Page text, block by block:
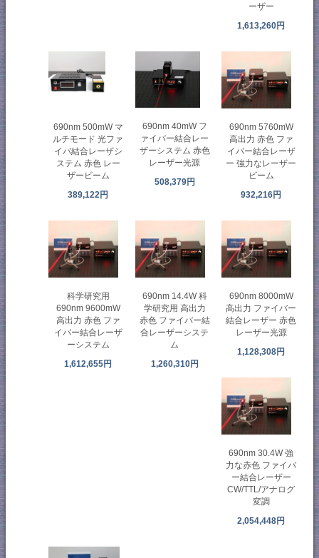
ーザー
1,613,260円
690nm 500mW マ
ルチモード 光ファ
イバ結合レーザシ
ステム 赤色 レー
ザービーム
389,122円
690nm 40mW フ
ァイバー結合レー
ザーシステム 赤色
レーザー光源
508,379円
690nm 5760mW
高出力 赤色 ファ
イバー結合レーザ
ー 強力なレーザー
ビーム
932,216円
科学研究用
690nm 9600mW
高出力 赤色 ファ
イバー結合レーザ
ーシステム
1,612,655円
690nm 14.4W 科
学研究用 高出力
赤色 ファイバー結
合レーザーシステ
ム
1,260,310円
690nm 8000mW
高出力 ファイバー
結合レーザー 赤色
レーザー光源
1,128,308円
690nm 30.4W 強
力な赤色 ファイバ
ー結合レーザー
CW/TTL/アナログ
変調
2,054,448円